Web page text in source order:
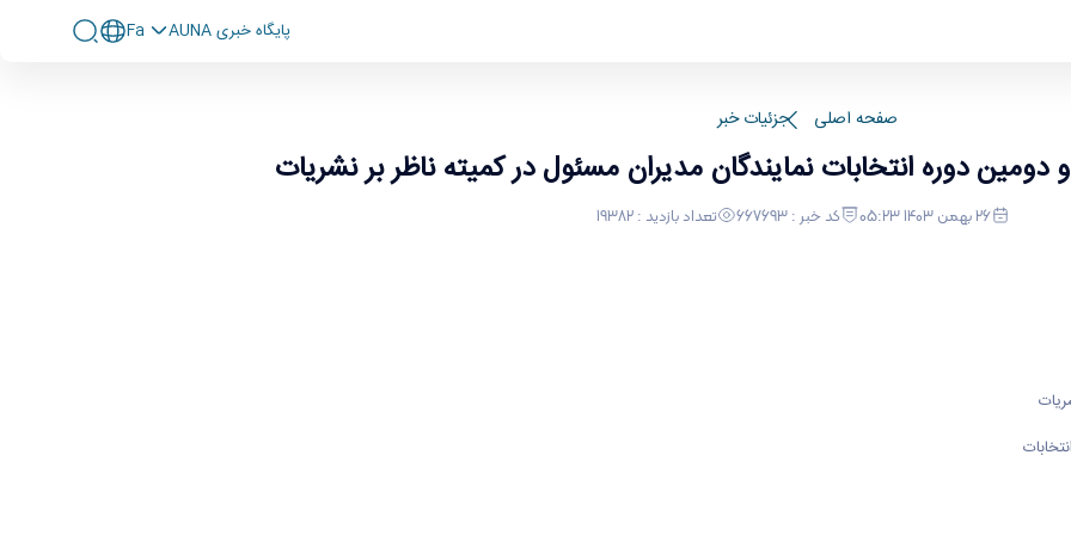
پايگاه خبری AUNA Fa
صفحه اصلی جزئیات خبر
26 بهمن 1403 05:23 کد خبر : 667693 تعداد بازدید : 19382